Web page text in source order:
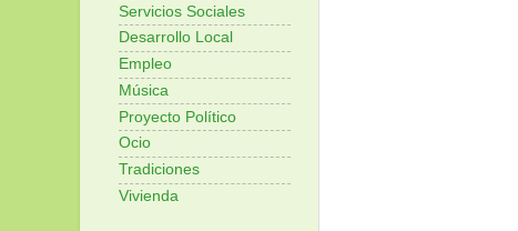
Servicios Sociales
Desarrollo Local
Empleo
Música
Proyecto Político
Ocio
Tradiciones
Vivienda